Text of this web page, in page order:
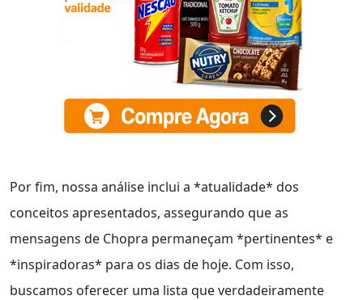
Por fim, nossa análise inclui a *atualidade* dos
conceitos apresentados, assegurando que as
mensagens de Chopra permaneçam *pertinentes* e
*inspiradoras* para os dias de hoje. Com isso,
buscamos oferecer uma lista que verdadeiramente